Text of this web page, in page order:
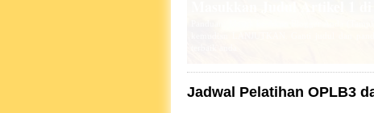
Jadwal Pelatihan OPLB3